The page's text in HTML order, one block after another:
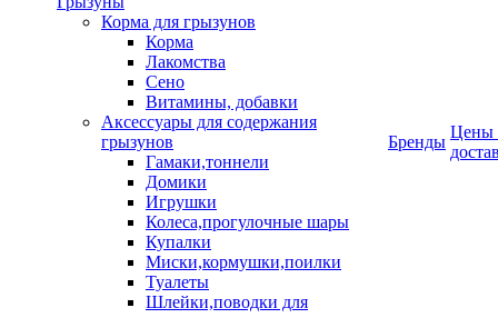
Корма для грызунов
Корма
Лакомства
Сено
Витамины, добавки
Аксессуары для содержания
грызунов
Гамаки,тоннели
Домики
Игрушки
Колеса,прогулочные шары
Купалки
Миски,кормушки,поилки
Туалеты
Шлейки,поводки для
Бренды
Цены